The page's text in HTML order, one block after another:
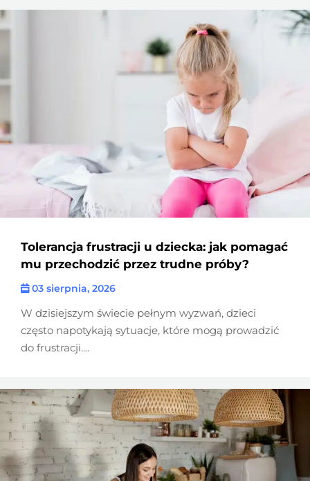
Tolerancja frustracji u dziecka: jak pomagać
mu przechodzić przez trudne próby?
03 sierpnia, 2026
W dzisiejszym świecie pełnym wyzwań, dzieci
często napotykają sytuacje, które mogą prowadzić
do frustracji....